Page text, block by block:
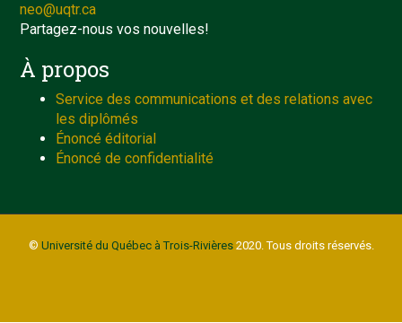
neo@uqtr.ca
Partagez-nous vos nouvelles!
À propos
Service des communications et des relations avec
les diplômés
Énoncé éditorial
Énoncé de confidentialité
© Université du Québec à Trois-Rivières2020. Tous droits réservés.